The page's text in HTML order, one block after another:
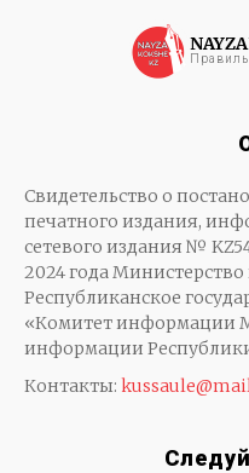
Свидетельство о
печатного издания,
сетевого издания №
2024 года
Республиканское
«Комитет информации
информации
Контакты: